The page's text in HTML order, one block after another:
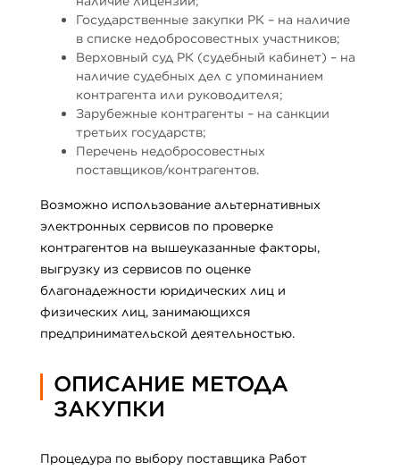
Государственные закупки РК – на наличие
в списке недобросовестных участников;
Верховный суд РК (судебный кабинет) – на
наличие судебных дел с упоминанием
контрагента или руководителя;
Зарубежные контрагенты – на санкции
третьих государств;
Перечень недобросовестных
поставщиков/контрагентов.
Возможно использование альтернативных
электронных сервисов по проверке
контрагентов на вышеуказанные факторы,
выгрузку из сервисов по оценке
благонадежности юридических лиц и
физических лиц, занимающихся
предпринимательской деятельностью.
ОПИСАНИЕ МЕТОДА
ЗАКУПКИ
Процедура по выбору поставщика Работ